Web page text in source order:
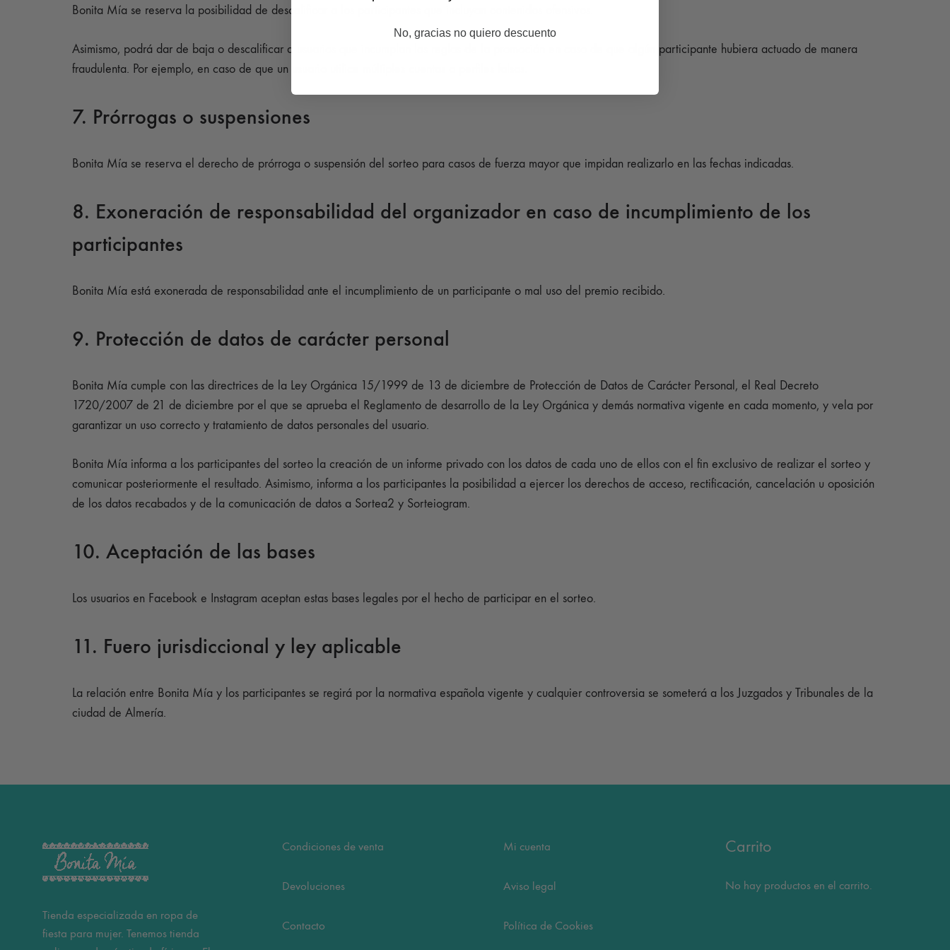
Bonita Mía se reserva la posibilidad de descalificar a los participantes que incluyan contenidos ofensivos.
Asimismo, podrá dar de baja o descalificar a usuarios que incumplan las reglas de la promoción en caso de que algún participante hubiera actuado de manera
fraudulenta. Por ejemplo, en caso de que un usuario utilice múltiples cuentas o perfiles falsos.
7. Prórrogas o suspensiones
Bonita Mía se reserva el derecho de prórroga o suspensión del sorteo para casos de fuerza mayor que impidan realizarlo en las fechas indicadas.
8. Exoneración de responsabilidad del organizador en caso de incumplimiento de los
participantes
Bonita Mía está exonerada de responsabilidad ante el incumplimiento de un participante o mal uso del premio recibido.
9. Protección de datos de carácter personal
Bonita Mía cumple con las directrices de la Ley Orgánica 15/1999 de 13 de diciembre de Protección de Datos de Carácter Personal, el Real Decreto
1720/2007 de 21 de diciembre por el que se aprueba el Reglamento de desarrollo de la Ley Orgánica y demás normativa vigente en cada momento, y vela por
garantizar un uso correcto y tratamiento de datos personales del usuario.
Bonita Mía informa a los participantes del sorteo la creación de un informe privado con los datos de cada uno de ellos con el fin exclusivo de realizar el sorteo y
comunicar posteriormente el resultado. Asimismo, informa a los participantes la posibilidad a ejercer los derechos de acceso, rectificación, cancelación u oposición
de los datos recabados y de la comunicación de datos a Sortea2 y Sorteiogram.
10. Aceptación de las bases
Los usuarios en Facebook e Instagram aceptan estas bases legales por el hecho de participar en el sorteo.
11. Fuero jurisdiccional y ley aplicable
La relación entre Bonita Mía y los participantes se regirá por la normativa española vigente y cualquier controversia se someterá a los Juzgados y Tribunales de la
ciudad de Almería.
Tienda especializada en ropa de
fiesta para mujer. Tenemos tienda
Condiciones de venta
Devoluciones
Contacto
Mi cuenta
Aviso legal
Política de Cookies
Carrito
No hay productos en el carrito.
No, gracias no quiero descuento